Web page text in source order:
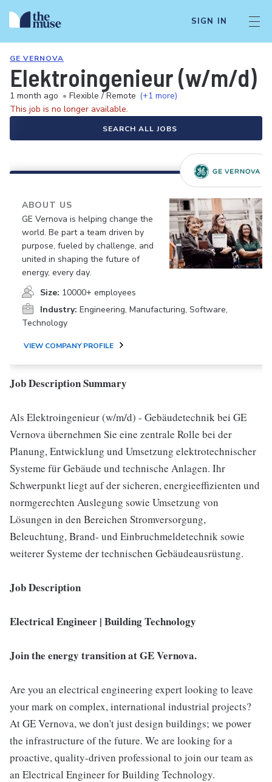
SIGN IN
GE VERNOVA
Elektroingenieur (w/m/d)
1 month ago • Flexible / Remote (+1 more)
This job is no longer available.
SEARCH ALL JOBS
ABOUT US
GE Vernova is helping change the
world. Be part a team driven by
purpose, fueled by challenge, and
united in shaping the future of
energy, every day.
Size: 10000+ employees
Industry: Engineering, Manufacturing, Software,
Technology
VIEW COMPANY PROFILE
Job Description Summary
Als Elektroingenieur (w/m/d) - Gebäudetechnik bei GE
Vernova übernehmen Sie eine zentrale Rolle bei der
Planung, Entwicklung und Umsetzung elektrotechnischer
Systeme für Gebäude und technische Anlagen. Ihr
Schwerpunkt liegt auf der sicheren, energieeffizienten und
normgerechten Auslegung sowie Umsetzung von
Lösungen in den Bereichen Stromversorgung,
Beleuchtung, Brand- und Einbruchmeldetechnik sowie
weiterer Systeme der technischen Gebäudeausrüstung.
Job Description
Electrical Engineer | Building Technology
Join the energy transition at GE Vernova.
Are you an electrical engineering expert looking to leave
your mark on complex, international industrial projects?
At GE Vernova, we don't just design buildings; we power
the infrastructure of the future. We are looking for a
proactive, quality-driven professional to join our team as
an Electrical Engineer for Building Technology.